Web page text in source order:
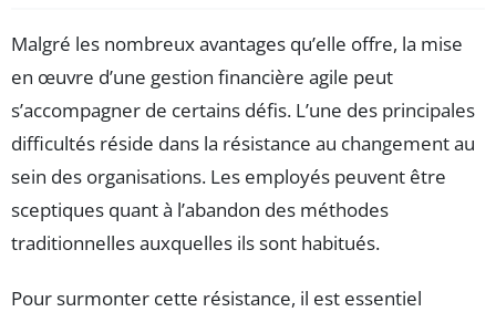
Malgré les nombreux avantages qu’elle offre, la mise
en œuvre d’une gestion financière agile peut
s’accompagner de certains défis. L’une des principales
difficultés réside dans la résistance au changement au
sein des organisations. Les employés peuvent être
sceptiques quant à l’abandon des méthodes
traditionnelles auxquelles ils sont habitués.
Pour surmonter cette résistance, il est essentiel